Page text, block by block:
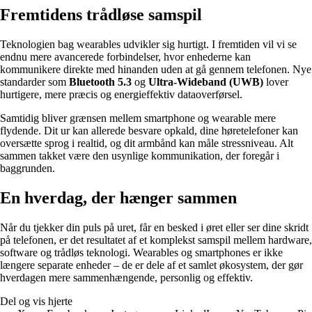
Fremtidens trådløse samspil
Teknologien bag wearables udvikler sig hurtigt. I fremtiden vil vi se
endnu mere avancerede forbindelser, hvor enhederne kan
kommunikere direkte med hinanden uden at gå gennem telefonen. Nye
standarder som Bluetooth 5.3 og Ultra-Wideband (UWB) lover
hurtigere, mere præcis og energieffektiv dataoverførsel.
Samtidig bliver grænsen mellem smartphone og wearable mere
flydende. Dit ur kan allerede besvare opkald, dine høretelefoner kan
oversætte sprog i realtid, og dit armbånd kan måle stressniveau. Alt
sammen takket være den usynlige kommunikation, der foregår i
baggrunden.
En hverdag, der hænger sammen
Når du tjekker din puls på uret, får en besked i øret eller ser dine skridt
på telefonen, er det resultatet af et komplekst samspil mellem hardware,
software og trådløs teknologi. Wearables og smartphones er ikke
længere separate enheder – de er dele af et samlet økosystem, der gør
hverdagen mere sammenhængende, personlig og effektiv.
Del og vis hjerte